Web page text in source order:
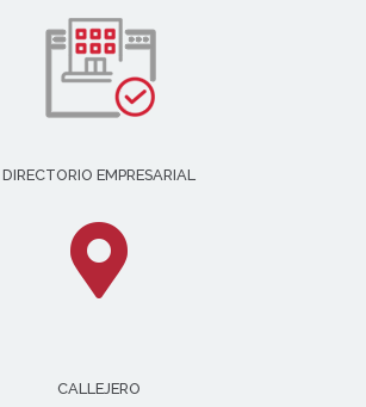
DIRECTORIO EMPRESARIAL
CALLEJERO